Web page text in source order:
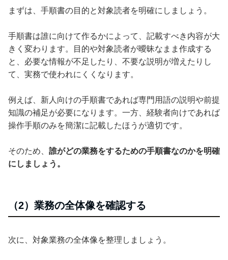
まずは、手順書の目的と対象読者を明確にしましょう。
手順書は誰に向けて作るかによって、記載すべき内容が大
きく変わります。目的や対象読者が曖昧なまま作成する
と、必要な情報が不足したり、不要な説明が増えたりし
て、実務で使われにくくなります。
例えば、新人向けの手順書であれば専門用語の説明や前提
知識の補足が必要になります。一方、経験者向けであれば
操作手順のみを簡潔に記載したほうが適切です。
そのため、 誰がどの業務をするための手順書なのかを明確
にしましょう。
（2）業務の全体像を確認する
次に、対象業務の全体像を整理しましょう。